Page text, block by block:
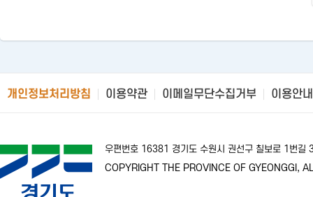
개인정보처리방침 이용약관 이메일무단수집거부 이용안내
우편번호 16381 경기도 수원시 권선구 칠보로 1번길
COPYRIGHT THE PROVINCE OF GYEONGGI,